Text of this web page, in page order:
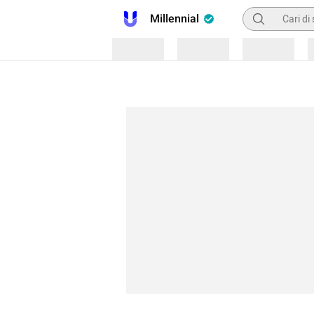
Millennial Pencarian